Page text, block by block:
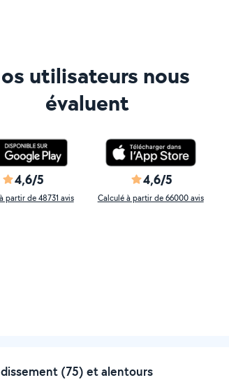
utilisateurs nous
évaluent
4,6/5
partir de 48731 avis
4,6/5
Calculé à partir de 66000 avis
(75) et alentours